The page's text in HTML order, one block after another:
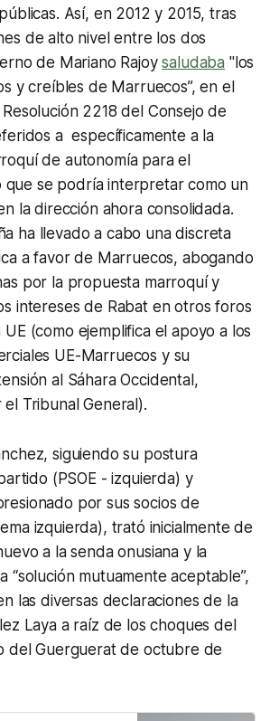
Así, en 2012 y 2015, tras
de alto nivel entre los dos
de Mariano Rajoysaludaba "los
y creíbles de Marruecos”, en el
2218 del Consejo de
a específicamente a la
de autonomía para el
que se podría interpretar como un
la dirección ahora consolidada.
ha llevado a cabo una discreta
a favor de Marruecos, abogando
por la propuesta marroquí y
intereses de Rabat en otros foros
(como ejemplifica el apoyo a los
UE-Marruecos y su
al Sáhara Occidental,
Tribunal General).
siguiendo su postura
(PSOE - izquierda) y
por sus socios de
izquierda), trató inicialmente de
a la senda onusiana y la
“solución mutuamente aceptable”,
las diversas declaraciones de la
Laya a raíz de los choques del
del Guerguerat de octubre de